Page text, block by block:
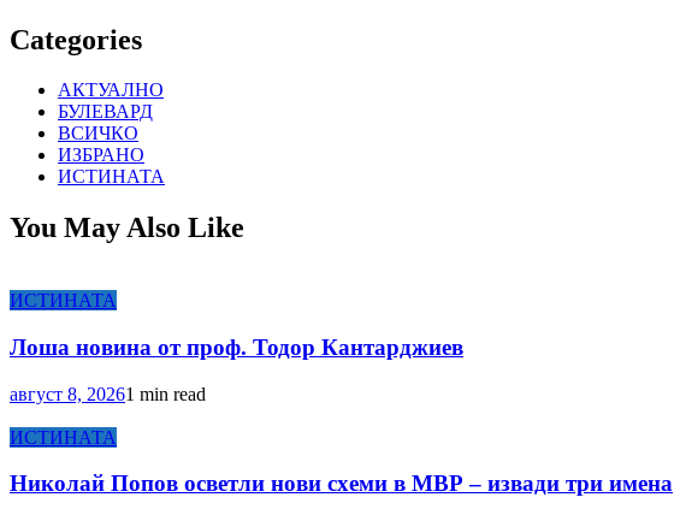
Categories
АКТУАЛНО
БУЛЕВАРД
ВСИЧКО
ИЗБРАНО
ИСТИНАТА
You May Also Like
ИСТИНАТА
Лоша новина от проф. Тодор Кантарджиев
август 8, 20261 min read
ИСТИНАТА
Николай Попов осветли нови схеми в МВР – извади три имена